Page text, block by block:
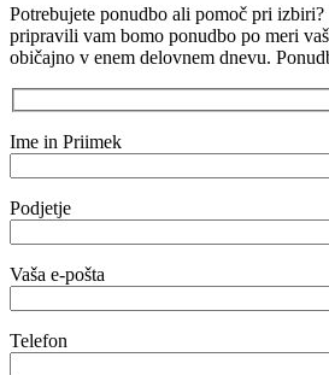
Potrebujete ponudbo ali pomoč pri
pripravili vam bomo ponudbo po meri
običajno v enem delovnem dnevu.
Ime in Priimek
Podjetje
Vaša e-pošta
Telefon